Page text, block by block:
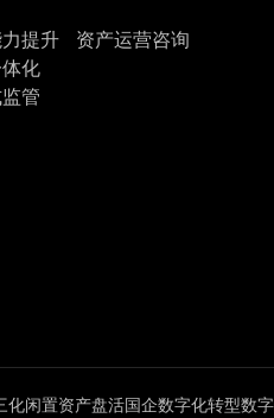
提升
化
管
资产运营咨询
化闲置资产盘活国企数字化转型数